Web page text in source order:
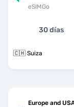
eSIMGo
30 días
🇨🇭 Suiza
Europe and